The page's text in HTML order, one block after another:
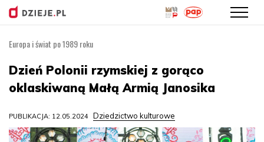
treści
Europa i świat po 1989 roku
Dzień Polonii rzymskiej z gorąco
oklaskiwaną Małą Armią Janosika
PUBLIKACJA: 12.05.2024 Dziedzictwo kulturowe